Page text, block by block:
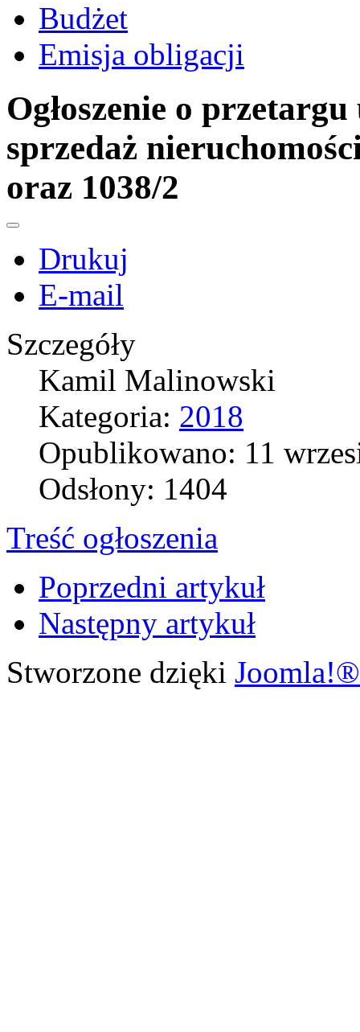
Budżet
Emisja obligacji
Ogłoszenie o
sprzedaż
oraz 1038/2
Drukuj
E-mail
Szczegóły
Kamil Malinowski
Kategoria: 2018
Opublikowano: 11
Odsłony: 1404
Treść ogłoszenia
Poprzedni artykuł
Następny artykuł
Stworzone dzięki Joomla!®